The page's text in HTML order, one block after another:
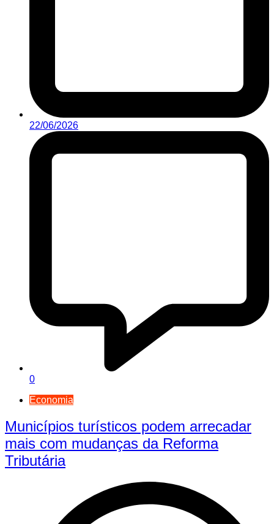
22/06/2026
0
Economia
Municípios turísticos podem arrecadar
mais com mudanças da Reforma
Tributária